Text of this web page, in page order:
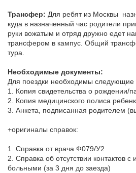
Трансфер: Для ребят из Москвы
куда в назначенный час родители
руки вожатым и отряд дружно едет
трансфером в кампус. Общий
тура.
Необходимые документы:
Для поездки необходимы следующие
1. Копия свидетельства о рождении/
2. Копия медицинского полиса
3. Анкета, подписанная родителем
+оригиналы справок:
1. Справка от врача Ф079/У2
2. Справка об отсутствии контактов
больными (за 3 дня до заезда)